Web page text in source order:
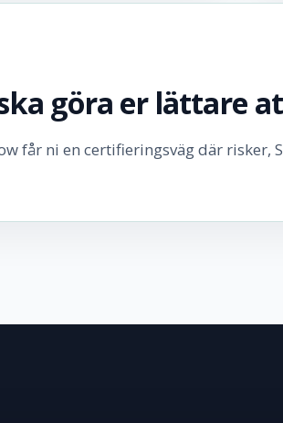
göra er lättare
får ni en certifieringsväg där risker,